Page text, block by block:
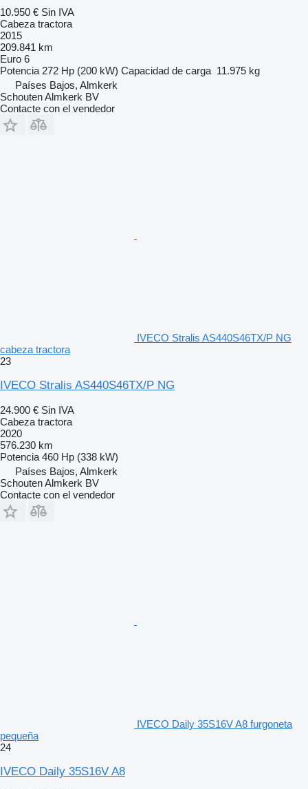
10.950 € Sin IVA
Cabeza tractora
2015
209.841 km
Euro 6
Potencia 272 Hp (200 kW) Capacidad de carga 11.975 kg
Países Bajos, Almkerk
Schouten Almkerk BV
Contacte con el vendedor
IVECO Stralis AS440S46TX/P NG
cabeza tractora
23
IVECO Stralis AS440S46TX/P NG
24.900 € Sin IVA
Cabeza tractora
2020
576.230 km
Potencia 460 Hp (338 kW)
Países Bajos, Almkerk
Schouten Almkerk BV
Contacte con el vendedor
IVECO Daily 35S16V A8 furgoneta
pequeña
24
IVECO Daily 35S16V A8